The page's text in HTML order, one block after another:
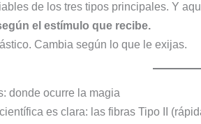
de los tres tipos principales. Y
el estímulo que recibe.
Cambia según lo que le exijas.
donde ocurre la magia
es clara: las fibras Tipo II